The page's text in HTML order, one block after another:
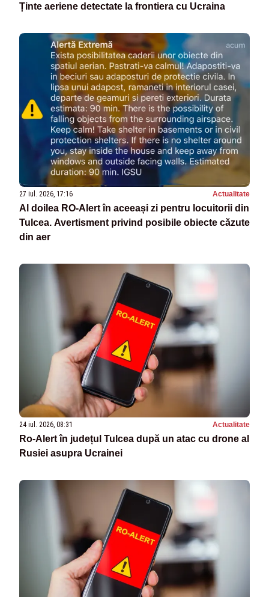
Ținte aeriene detectate la frontiera cu Ucraina
27 iul. 2026, 17:16 Actualitate
Al doilea RO-Alert în aceeași zi pentru locuitorii din
Tulcea. Avertisment privind posibile obiecte căzute
din aer
24 iul. 2026, 08:31 Actualitate
Ro-Alert în județul Tulcea după un atac cu drone al
Rusiei asupra Ucrainei